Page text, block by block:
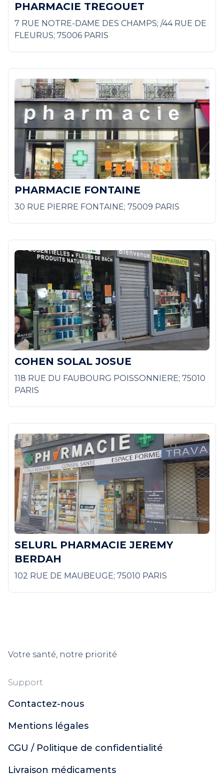
PHARMACIE TREGOUET
7 RUE NOTRE-DAME DES CHAMPS; /44 RUE DE
FLEURUS; 75006 PARIS
PHARMACIE FONTAINE
30 RUE PIERRE FONTAINE; 75009 PARIS
COHEN SOLAL JOSUE
118 RUE DU FAUBOURG POISSONNIERE; 75010
PARIS
SELURL PHARMACIE JEREMY
BERDAH
102 RUE DE MAUBEUGE; 75010 PARIS
Votre santé, notre priorité
Support
Contactez-nous
Mentions légales
CGU / Politique de confidentialité
Livraison médicaments